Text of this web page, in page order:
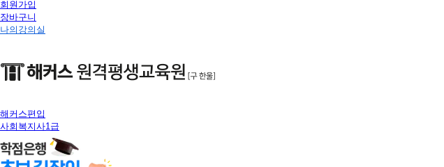
회원가입
장바구니
나의강의실
해커스편입
사회복지사1급